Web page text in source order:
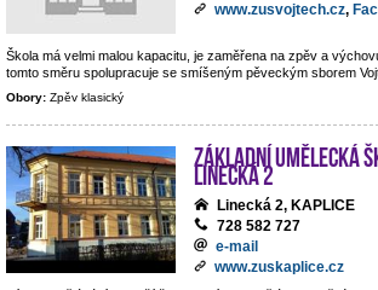
www.zusvojtech.cz,
Škola má velmi malou kapacitu, je zaměřena na zpěv a
tomto směru spolupracuje se smíšeným pěveckým sborem
Obory: Zpěv klasický
Základní umělecká
Linecká 2
Linecká 2, KAPLICE
728 582 727
e-mail
www.zuskaplice.cz